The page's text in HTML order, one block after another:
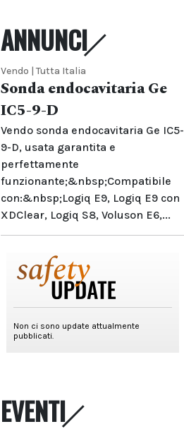
ANNUNCI
Vendo | Tutta Italia
Sonda endocavitaria Ge
IC5-9-D
Vendo sonda endocavitaria Ge IC5-
9-D, usata garantita e
perfettamente
funzionante;&nbsp;Compatibile
con:&nbsp;Logiq E9, Logiq E9 con
XDClear, Logiq S8, Voluson E6,...
EVENTI